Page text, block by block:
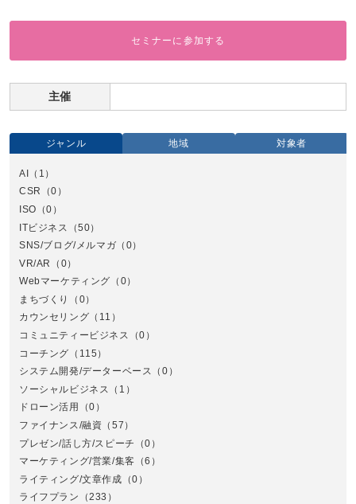
セミナーに参加する
主催
ジャンル 地域 対象者
AI （1）
CSR
（0）
ISO （0）
ITビジネス
（50）
SNS/ブログ/メルマガ （0）
VR/AR
（0）
Webマーケティング （0）
まちづくり
（0）
カウンセリング （11）
コミュニティービジネス
（0）
コーチング （115）
システム開発/データーベース （0）
ソーシャルビジネス （1）
ドローン活用
（0）
ファイナンス/融資 （57）
プレゼン/話し方/スピーチ
（0）
マーケティング/営業/集客 （6）
ライティング/文章作成 （0）
ライフプラン
（233）